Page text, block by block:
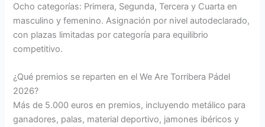
Ocho categorías: Primera, Segunda, Tercera y Cuarta en
masculino y femenino. Asignación por nivel autodeclarado,
con plazas limitadas por categoría para equilibrio
competitivo.
¿Qué premios se reparten en el We Are Torribera Pádel
2026?
Más de 5.000 euros en premios, incluyendo metálico para
ganadores, palas, material deportivo, jamones ibéricos y